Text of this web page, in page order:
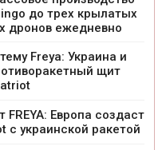
до трех крылатых
дронов ежедневно
Freya: Украина и
щит
Европа создаст
с украинской ракетой